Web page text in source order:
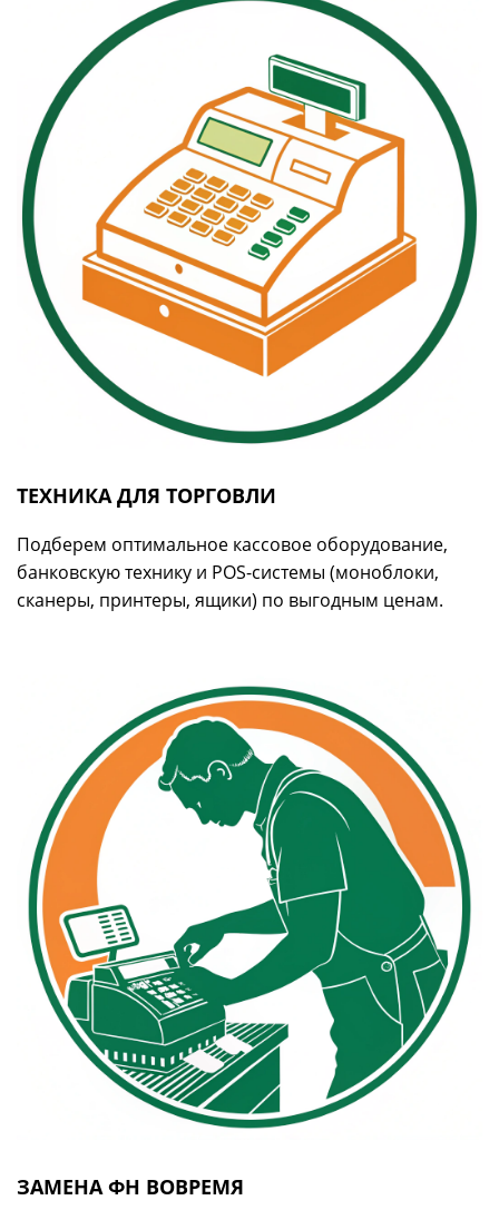
ТЕХНИКА ДЛЯ ТОРГОВЛИ
Подберем оптимальное кассовое оборудование,
банковскую технику и POS-системы (моноблоки,
сканеры, принтеры, ящики) по выгодным ценам.
ЗАМЕНА ФН ВОВРЕМЯ